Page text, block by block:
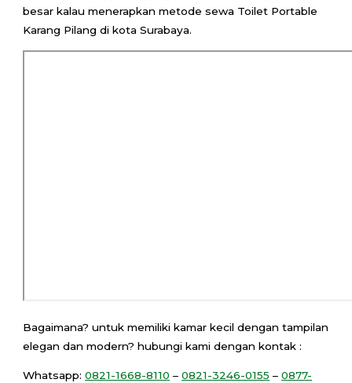
besar kalau menerapkan metode sewa Toilet Portable
Karang Pilang di kota Surabaya.
Bagaimana? untuk memiliki kamar kecil dengan tampilan
elegan dan modern? hubungi kami dengan kontak :
Whatsapp:0821-1668-8110 –0821-3246-0155 –0877-